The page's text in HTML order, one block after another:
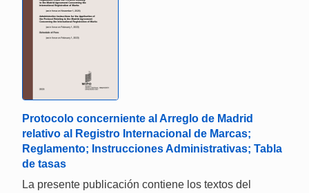
Protocolo concerniente al Arreglo de Madrid
relativo al Registro Internacional de Marcas;
Reglamento; Instrucciones Administrativas; Tabla
de tasas
La presente publicación contiene los textos del